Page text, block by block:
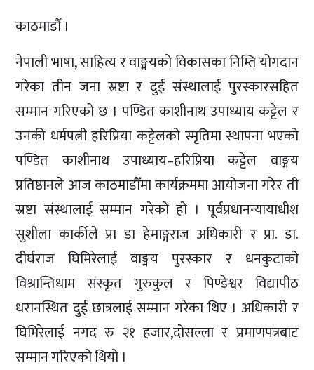
काठमाडौँ ।
नेपाली भाषा, साहित्य र वाङ्मयको विकासका निम्ति योगदान
गरेका तीन जना स्रष्टा र दुई संस्थालाई पुरस्कारसहित
सम्मान गरिएको छ । पण्डित काशीनाथ उपाध्याय कट्टेल र
उनकी धर्मपत्नी हरिप्रिया कट्टेलको स्मृतिमा स्थापना भएको
पण्डित काशीनाथ उपाध्याय–हरिप्रिया कट्टेल वाङ्मय
प्रतिष्ठानले आज काठमाडौँमा कार्यक्रममा आयोजना गरेर ती
स्रष्टा संस्थालाई सम्मान गरेको हो । पूर्वप्रधानन्यायाधीश
सुशीला कार्कीले प्रा डा हेमाङ्गराज अधिकारी र प्रा. डा.
दीर्घराज घिमिरेलाई वाङ्मय पुरस्कार र धनकुटाको
विश्रान्तिधाम संस्कृत गुरुकुल र पिण्डेश्वर विद्यापीठ
धरानस्थित दुई छात्रलाई सम्मान गरेका थिए । अधिकारी र
घिमिरेलाई नगद रु २१ हजार,दोसल्ला र प्रमाणपत्रबाट
सम्मान गरिएको थियो ।